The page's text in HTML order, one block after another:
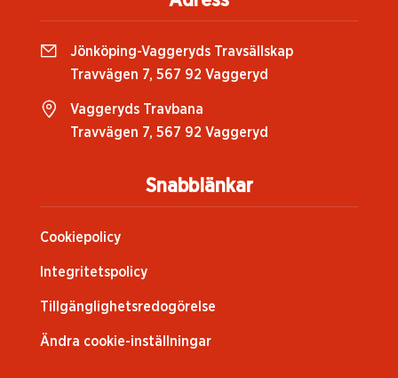
Snabblänkar
Cookiepolicy
Integritetspolicy
Tillgänglighetsredogörelse
Ändra cookie-inställningar
Jönköping-Vaggeryds Travsällskap
Travvägen 7, 567 92 Vaggeryd
Vaggeryds Travbana
Travvägen 7, 567 92 Vaggeryd